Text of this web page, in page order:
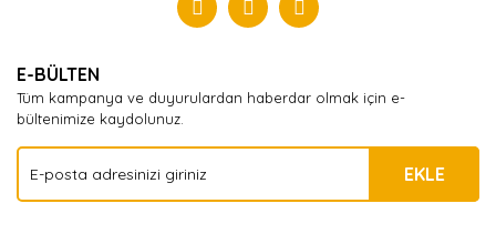
Yorum Yaz
E-BÜLTEN
Tüm kampanya ve duyurulardan haberdar olmak için e-
bültenimize kaydolunuz.
EKLE